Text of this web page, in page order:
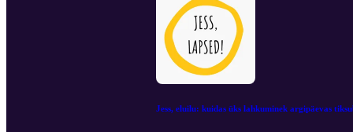
Jess, eluilu: kuidas üks lahkuminek argipäevas